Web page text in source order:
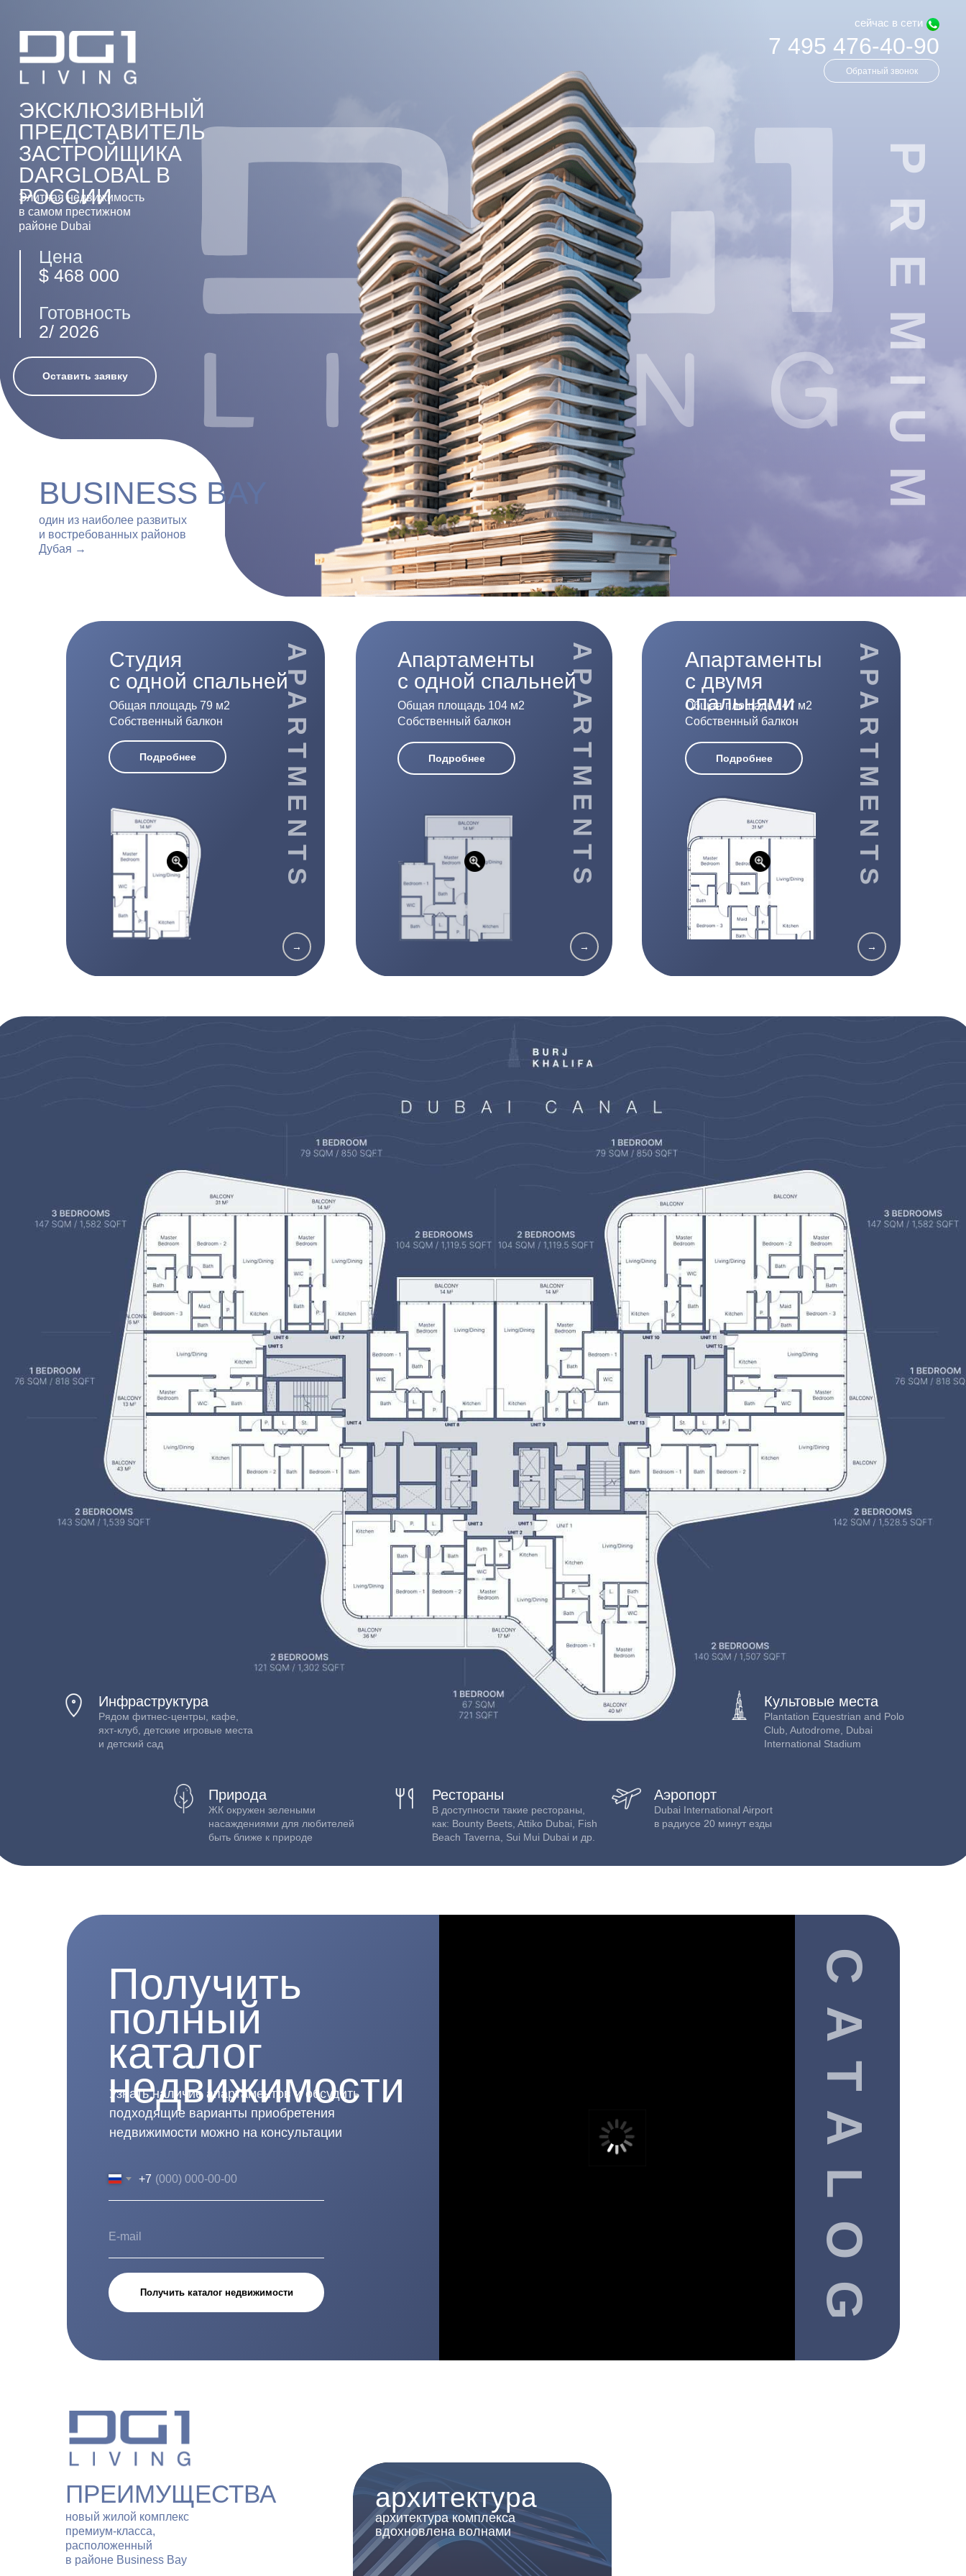
7 495 476-40-90
cейчас в сети
PREMIUM
BUSINESS BAY
один из наиболее развитых
и востребованных районов
Дубая →
Обратный звонок
Цена
$ 468 000
Готовность
2/ 2026
Оставить заявку
Элитная недвижимость
в самом престижном
районе Dubai
ЭКСКЛЮЗИВНЫЙ
ПРЕДСТАВИТЕЛЬ
ЗАСТРОЙЩИКА
DARGLOBAL В
РОССИИ
Общая площадь 79 м2
Собственный балкон
Общая площадь 104 м2
Собственный балкон
Общая площадь 147 м2
Собственный балкон
Студия
с одной спальней
Апартаменты
с одной спальней
Апартаменты
с двумя
спальнями
Подробнее Подробнее
Подробнее APARTMENTS APARTMENTS APARTMENTS
→ → →
Рядом фитнес-центры, кафе,
яхт-клуб, детские игровые места
и детский сад
ЖК окружен зелеными
насаждениями для любителей
быть ближе к природе
В доступности такие рестораны,
как: Bounty Beets, Attiko Dubai, Fish
Beach Taverna, Sui Mui Dubai и др.
Plantation Equestrian and Polo
Club, Autodrome, Dubai
International Stadium
Dubai International Airport
в радиусе 20 минут езды
Инфраструктура
Природа Рестораны
Культовые места
Аэропорт
Получить
полный
каталог
недвижимости
Узнать наличие апартаментов и обсудить
подходящие варианты приобретения
недвижимости можно на консультации
+7
Получить каталог недвижимости CATALOG
архитектура комплекса
вдохновлена волнами
архитектура
ПРЕИМУЩЕСТВА
новый жилой комплекс
премиум-класса,
расположенный
в районе Business Bay